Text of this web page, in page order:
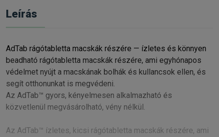
Leírás
AdTab rágótabletta macskák részére — ízletes és könnyen
beadható rágótabletta macskák részére, ami egyhónapos
védelmet nyújt a macskának bolhák és kullancsok ellen, és
segít otthonunkat is megvédeni.
Az AdTab™ gyors, kényelmesen alkalmazható és
közvetlenül megvásárolható, vény nélkül.
Az AdTab™ ízletes, kicsi rágótabletta macskák részére, ami